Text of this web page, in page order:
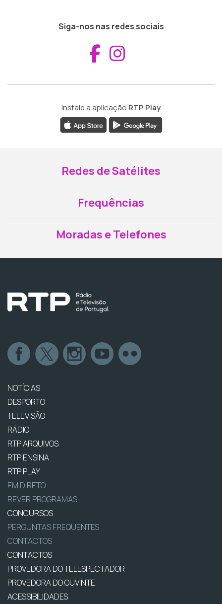
Siga-nos nas redes sociais
Aceder ao
Instale a aplicação RTP Play
Redes de Satélites
Frequências
Moradas e Telefones
NOTÍCIAS
DESPORTO
TELEVISÃO
RÁDIO
RTP ARQUIVOS
RTP ENSINA
RTP PLAY
EM DIRETO
REVER PROGRAMAS
CONCURSOS
PERGUNTAS FREQUENTES
CONTACTOS
CONTACTOS
PROVEDORA DO TELESPECTADOR
PROVEDORA DO OUVINTE
ACESSIBILIDADES